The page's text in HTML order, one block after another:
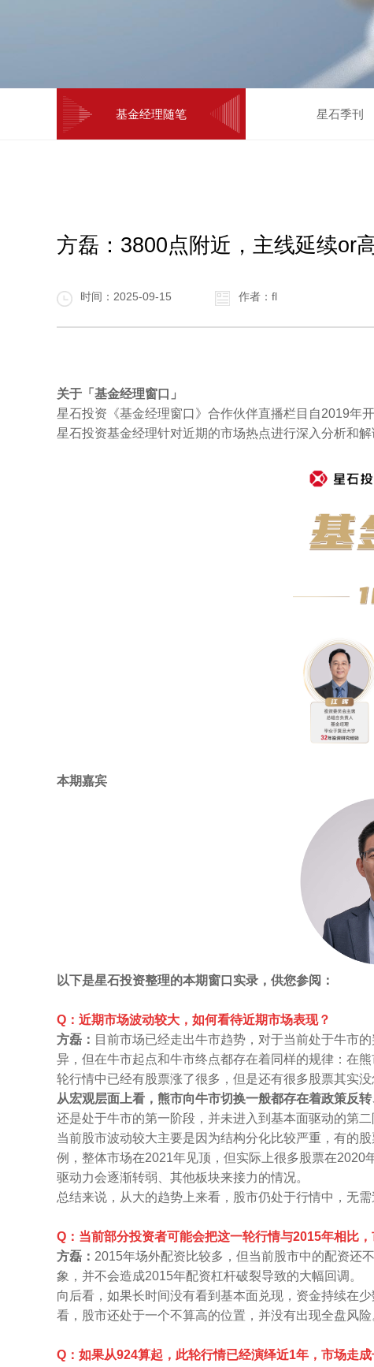
基金经理随笔 星石季刊
方磊：3800点附近，主线延续or
时间：2025-09-15 作者：fl
关于「基金经理窗口」
星石投资《基金经理窗口》合作伙伴直播栏目自2019年
星石投资基金经理针对近期的市场热点进行深入分析和
本期嘉宾
以下是星石投资整理的本期窗口实录，供您参阅：
Q：近期市场波动较大，如何看待近期市场表现？
方磊： 目前市场已经走出牛市趋势，对于当前处于牛市
异，但在牛市起点和牛市终点都存在着同样的规律：在
轮行情中已经有股票涨了很多，但是还有很多股票其实没
从宏观层面上看，熊市向牛市切换一般都存在着政策反
还是处于牛市的第一阶段，并未进入到基本面驱动的第二
当前股市波动较大主要是因为结构分化比较严重，有的
例，整体市场在2021年见顶，但实际上很多股票在2020
驱动力会逐渐转弱、其他板块来接力的情况。
总结来说，从大的趋势上来看，股市仍处于行情中，无需
Q：当前部分投资者可能会把这一轮行情与2015年相比
方磊： 2015年场外配资比较多，但当前股市中的配资还
象，并不会造成2015年配资杠杆破裂导致的大幅回调。
向后看，如果长时间没有看到基本面兑现，资金持续在
看，股市还处于一个不算高的位置，并没有出现全盘风险
Q：如果从924算起，此轮行情已经演绎近1年，市场走